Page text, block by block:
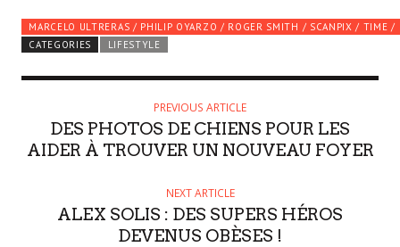
MARCELO ULTRERAS / PHILIP OYARZO / ROGER SMITH / SCANPIX / TIME /
CATEGORIES
LIFESTYLE
PREVIOUS ARTICLE
DES PHOTOS DE CHIENS POUR LES
AIDER À TROUVER UN NOUVEAU FOYER
NEXT ARTICLE
ALEX SOLIS : DES SUPERS HÉROS
DEVENUS OBÈSES !